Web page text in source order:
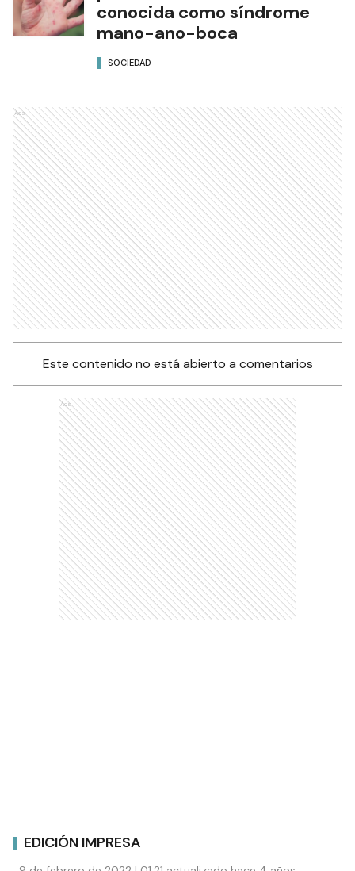
conocida como síndrome
mano-ano-boca
SOCIEDAD
Ads
Este contenido no está abierto a comentarios
Ads
EDICIÓN IMPRESA